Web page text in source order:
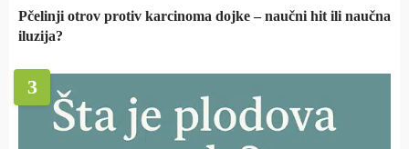
Pčelinji otrov protiv karcinoma dojke – naučni hit ili naučna
iluzija?
3